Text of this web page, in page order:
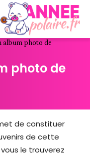
album photo de
photo de
de constituer
de cette
le trouverez